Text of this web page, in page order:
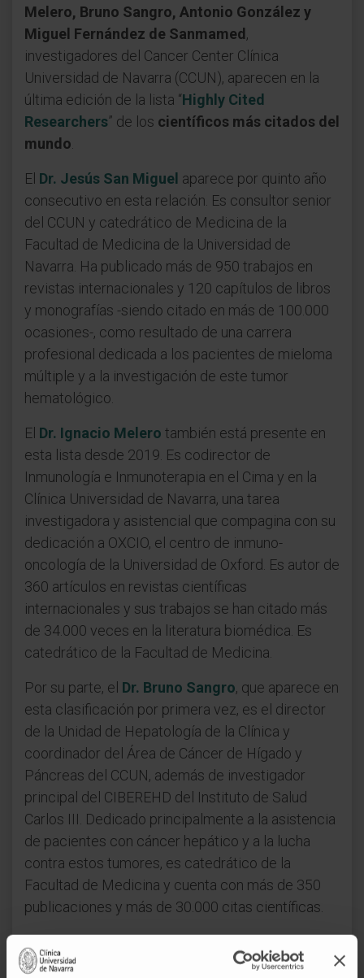
Melero, Bruno Sangro, Antonio González y
Miguel Fernández de Sanmamed,
investigadores del Cancer Center Clínica
Universidad de Navarra (CCUN), aparecen en la
última edición de la lista “Highly Cited
Researchers” de los científicos más citados del
mundo
El Dr. Jesús San Miguel aparece por quinto año
consecutivo en esta relación. Es consultor senior
del CCUN y catedrático de Medicina de la
Facultad de Medicina de la Universidad de
Navarra. Ha publicado más de 950 trabajos en
revistas internacionales y 120 capítulos de libros
y monografías -siendo citado en más de 100.000
ocasiones-, como resultado de una carrera
profesional dedicada a los pacientes de mieloma
múltiple y a la investigación de este tumor
hematológico.
El Dr. Ignacio Melero también está presente en
esta lista desde 2019. Es codirector de
Inmunología e Inmunoterapia en el Cima y en la
Clínica Universidad de Navarra, una tarea
investigadora y asistencial que compagina con su
dedicación a OXCIO, el centro de inmuno-
oncología de la Universidad de Oxford. Es autor de
360 artículos en revistas científicas
internacionales y sus trabajos se han citado más
de 34.000 veces en la literatura biomédica. Es
catedrático de la Facultad de Medicina.
Por su parte, el Dr. Bruno Sangro, que aparece en
esta clasificación por primera vez, es el director
de la Unidad de Hepatología de la Clínica y
coordinador del Área de Cáncer de Hígado y
Páncreas del CCUN, además de investigador
principal del CIBEREHD del Instituto de Salud
Carlos III. Dedicado principalmente a la asistencia
de pacientes con cáncer hepático y a la lucha
contra estos tumores, es catedrático de la
Facultad de Medicina y cuenta con más de 350
publicaciones y más de 30.000 citas científicas.
vez alDr. Antonio González
, director del Cancer